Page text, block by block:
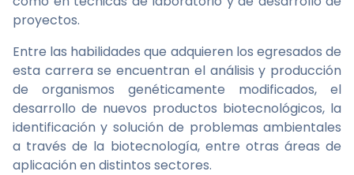
proyectos.
Entre las habilidades que adquieren los egresados de
esta carrera se encuentran el análisis y producción
de organismos genéticamente modificados, el
desarrollo de nuevos productos biotecnológicos, la
identificación y solución de problemas ambientales
a través de la biotecnología, entre otras áreas de
aplicación en distintos sectores.